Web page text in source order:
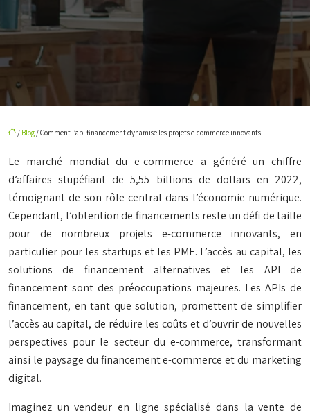
/ Blog / Comment l’api financement dynamise les projets e-commerce innovants
Le marché mondial du e-commerce a généré un chiffre
d’affaires stupéfiant de 5,55 billions de dollars en 2022,
témoignant de son rôle central dans l’économie numérique.
Cependant, l’obtention de financements reste un défi de taille
pour de nombreux projets e-commerce innovants, en
particulier pour les startups et les PME. L’accès au capital, les
solutions de financement alternatives et les API de
financement sont des préoccupations majeures. Les APIs de
financement, en tant que solution, promettent de simplifier
l’accès au capital, de réduire les coûts et d’ouvrir de nouvelles
perspectives pour le secteur du e-commerce, transformant
ainsi le paysage du financement e-commerce et du marketing
digital.
Imaginez un vendeur en ligne spécialisé dans la vente de